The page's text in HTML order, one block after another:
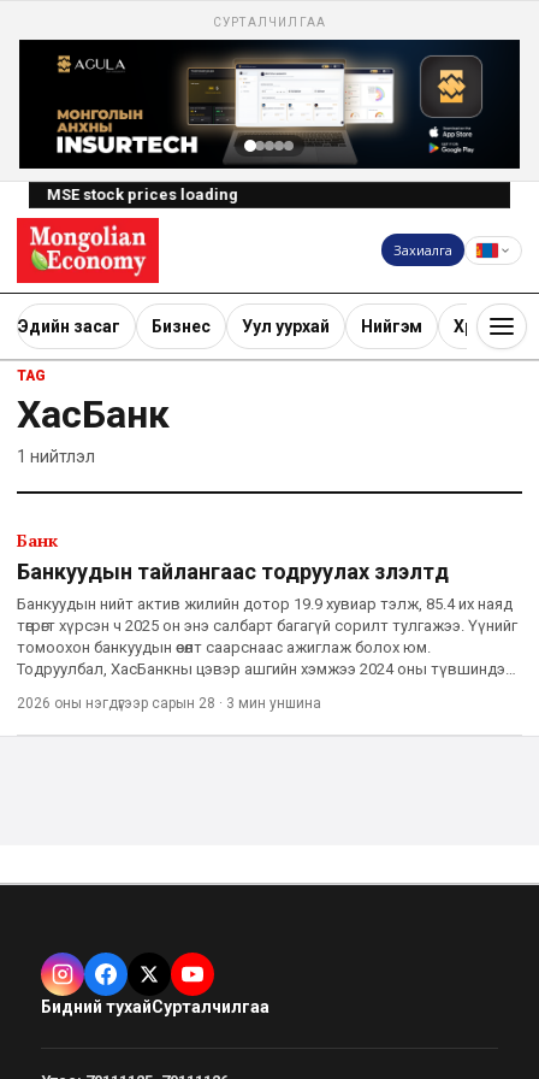
СУРТАЛЧИЛГАА
MSE stock prices loading
Захиалга
Эдийн засаг Бизнес Уул уурхай Нийгэм Хөрөнгө
TAG
ХасБанк
1 нийтлэл
Банк
Банкуудын тайлангаас тодруулах үзүүлэлтүүд
Банкуудын нийт актив жилийн дотор 19.9 хувиар тэлж, 85.4 их наяд
төгрөгт хүрсэн ч 2025 он энэ салбарт багагүй сорилт тулгажээ. Үүнийг
томоохон банкуудын өсөлт саарснаас ажиглаж болох юм.
Тодруулбал, ХасБанкны цэвэр ашгийн хэмжээ 2024 оны түвшиндээ
2026 оны нэгдүгээр сарын 28 · 3 мин уншина
Бидний тухайСурталчилгаа